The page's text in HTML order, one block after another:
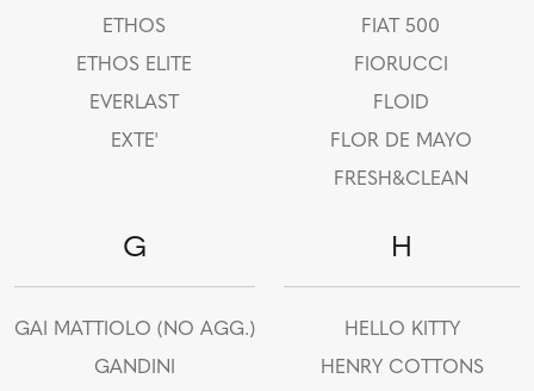
ETHOS
ETHOS ELITE
EVERLAST
EXTE'
FIAT 500
FIORUCCI
FLOID
FLOR DE MAYO
FRESH&CLEAN
G
GAI MATTIOLO (NO AGG.)
GANDINI
H
HELLO KITTY
HENRY COTTONS